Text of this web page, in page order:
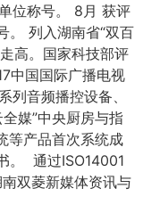
位称号。 8月 获评
。 列入湖南省“双百
高。国家科技部评
中国国际广播电视
列音频播控设备、
媒”中央厨房与指
等产品首次系统成
。 通过ISO14001
双菱新媒体资讯与